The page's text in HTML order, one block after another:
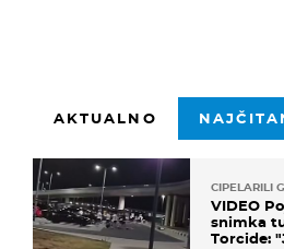
AKTUALNO
CIPELARILI
VIDEO
snimka
Torcide: